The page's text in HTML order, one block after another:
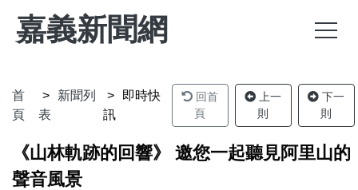
嘉義新聞網
首
頁
新聞列
表
即時快
訊
回首
頁
上一
則
下一
則
《山林軌跡的回響》 邀您一起聽見阿里山的
聲音風景